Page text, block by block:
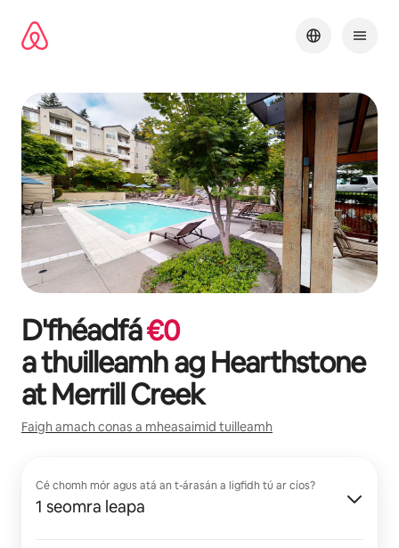
chuig
ábhar
D'fhéadfá€0
a thuilleamh agHearthstone
at Merrill Creek
Faigh amach conas a mheasaimid tuilleamh
Cé chomh mór agus atá an t-árasán a ligfidh tú ar cíos?
1 seomra leapa